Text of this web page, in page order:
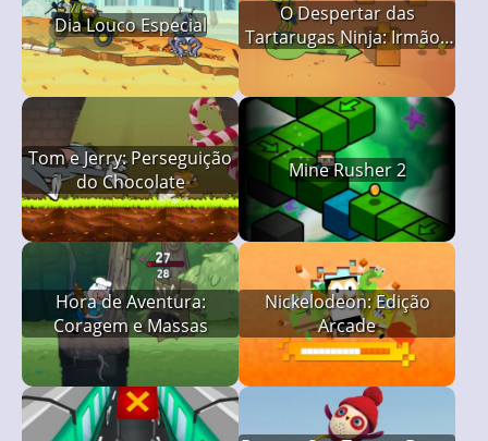
Dia Louco Especial
O Despertar das
Tartarugas Ninja: Irmãos
Tartaruga
Tom e Jerry: Perseguição
do Chocolate
Mine Rusher 2
Hora de Aventura:
Coragem e Massas
Nickelodeon: Edição
Arcade